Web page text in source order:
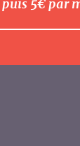
puis 5€ par